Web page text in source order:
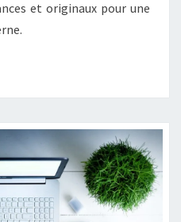
et originaux pour une